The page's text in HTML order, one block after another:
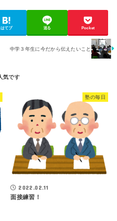
はてブ 送る Pocket
中学３年生に今だから伝えたいこと
塾の毎日
2022.02.11
面接練習！